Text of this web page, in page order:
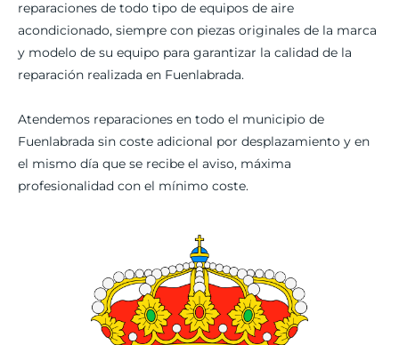
reparaciones de todo tipo de equipos de aire
acondicionado, siempre con piezas originales de la marca
y modelo de su equipo para garantizar la calidad de la
reparación realizada en Fuenlabrada.
Atendemos reparaciones en todo el municipio de
Fuenlabrada sin coste adicional por desplazamiento y en
el mismo día que se recibe el aviso, máxima
profesionalidad con el mínimo coste.